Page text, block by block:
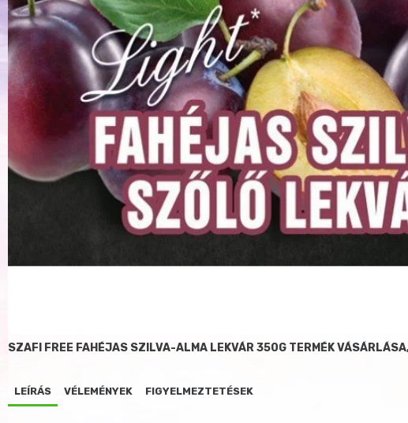
SZAFI FREE FAHÉJAS SZILVA-ALMA LEKVÁR 350G TERMÉK
LEÍRÁS VÉLEMÉNYEK FIGYELMEZTETÉSEK